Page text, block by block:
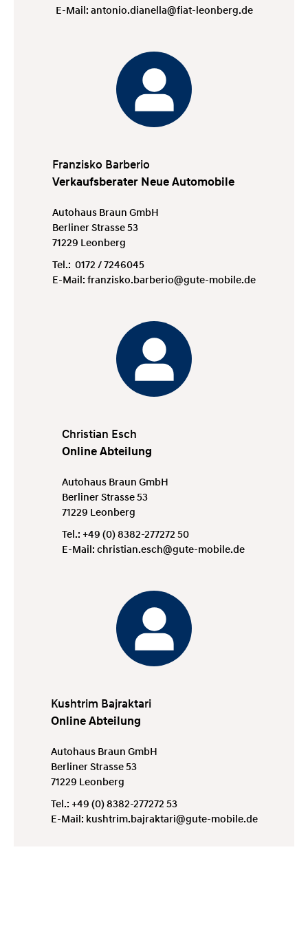
E-Mail: antonio.dianella@fiat-leonberg.de
Franzisko Barberio
Verkaufsberater Neue Automobile
Autohaus Braun GmbH
Berliner Strasse 53
71229 Leonberg
Tel.: 0172 / 7246045
E-Mail: franzisko.barberio@gute-mobile.de
Christian Esch
Online Abteilung
Autohaus Braun GmbH
Berliner Strasse 53
71229 Leonberg
Tel.: +49 (0) 8382-277272 50
E-Mail: christian.esch@gute-mobile.de
Kushtrim Bajraktari
Online Abteilung
Autohaus Braun GmbH
Berliner Strasse 53
71229 Leonberg
Tel.: +49 (0) 8382-277272 53
E-Mail: kushtrim.bajraktari@gute-mobile.de